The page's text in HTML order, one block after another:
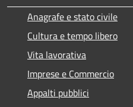
Anagrafe e stato civile
Cultura e tempo libero
Vita lavorativa
Imprese e Commercio
Appalti pubblici